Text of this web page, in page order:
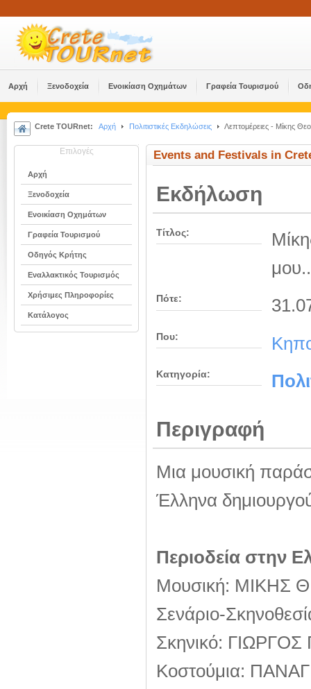
Αρχή Ξενοδοχεία Ενοικίαση Οχημάτων Γραφεία Τουρισμού
Crete TOURnet: Αρχή Πολιτιστικές Εκδηλώσεις Λεπτομέρειες - Μίκης
Επιλογές
Αρχή
Ξενοδοχεία
Ενοικίαση Οχημάτων
Γραφεία Τουρισμού
Οδηγός Κρήτης
Εναλλακτικός Τουρισμός
Χρήσιμες Πληροφορίες
Κατάλογος
Events and Festivals in
Εκδήλωση
Τίτλος:
Πότε:
Που:
Κατηγορία:
Περιγραφή
Μια μουσική
Έλληνα
Περιοδεία στην
Μουσική: ΜΙΚΗΣ
Σενάριο-
Σκηνικό:
Κοστούμια: